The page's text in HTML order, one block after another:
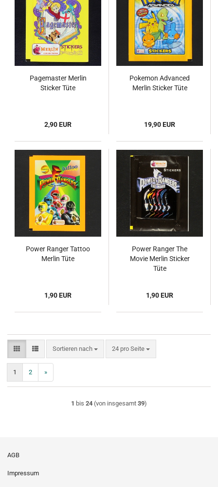
Pagemaster Merlin
Sticker Tüte
2,90 EUR
Pokemon Advanced
Merlin Sticker Tüte
19,90 EUR
Power Ranger Tattoo
Merlin Tüte
1,90 EUR
Power Ranger The
Movie Merlin Sticker
Tüte
1,90 EUR
Sortieren nach
Sortieren nach 24 pro Seite
pro Seite
1 2 »
1 bis 24 (von insgesamt 39)
AGB
Impressum